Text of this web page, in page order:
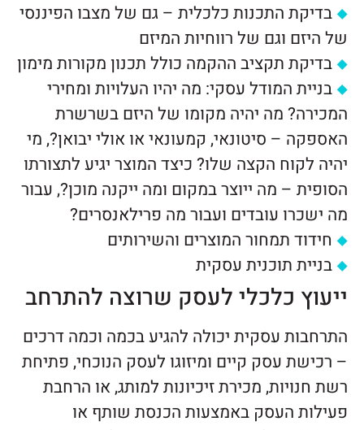
בדיקת התכנות כלכלית – גם של מצבו הפיננסי
של היזם וגם של רווחיות המיזם
בדיקת תקציב ההקמה כולל תכנון מקורות מימון
בניית המודל עסקי: מה יהיו העלויות ומחירי
המכירה? מה יהיה מקומו של היזם בשרשרת
האספקה – סיטונאי, קמעונאי או אולי יבואן?, מי
יהיה לקוח הקצה שלו? כיצד המוצר יגיע לתצורתו
הסופית – מה ייוצר במקום ומה ייקנה מוכן?, עבור
מה ישכרו עובדים ועבור מה פרילאנסרים?
חידוד תמחור המוצרים והשירותים
בניית תוכנית עסקית
ייעוץ כלכלי לעסק שרוצה להתרחב
התרחבות עסקית יכולה להגיע בכמה וכמה דרכים
– רכישת עסק קיים ומיזוגו לעסק הנוכחי, פתיחת
רשת חנויות, מכירת זיכיונות למותג, או הרחבת
פעילות העסק באמצעות הכנסת שותף או